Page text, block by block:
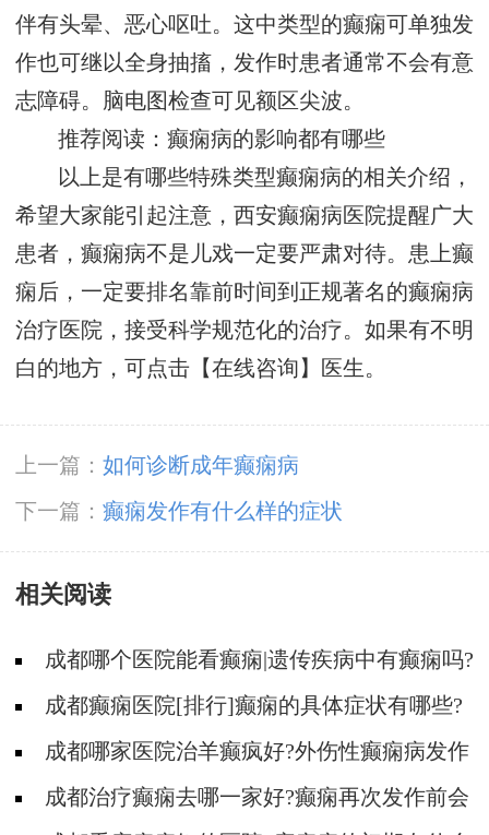
伴有头晕、恶心呕吐。这中类型的癫痫可单独发
作也可继以全身抽搐，发作时患者通常不会有意
志障碍。脑电图检查可见额区尖波。
推荐阅读：癫痫病的影响都有哪些
以上是有哪些特殊类型癫痫病的相关介绍，
希望大家能引起注意，西安癫痫病医院提醒广大
患者，癫痫病不是儿戏一定要严肃对待。患上癫
痫后，一定要排名靠前时间到正规著名的癫痫病
治疗医院，接受科学规范化的治疗。如果有不明
白的地方，可点击【在线咨询】医生。
上一篇： 如何诊断成年癫痫病
下一篇： 癫痫发作有什么样的症状
相关阅读
成都哪个医院能看癫痫|遗传疾病中有癫痫吗?
成都癫痫医院[排行]癫痫的具体症状有哪些?
成都哪家医院治羊癫疯好?外伤性癫痫病发作
有哪些症状?
成都治疗癫痫去哪一家好?癫痫再次发作前会